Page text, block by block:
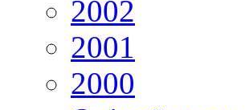
2002
2001
2000